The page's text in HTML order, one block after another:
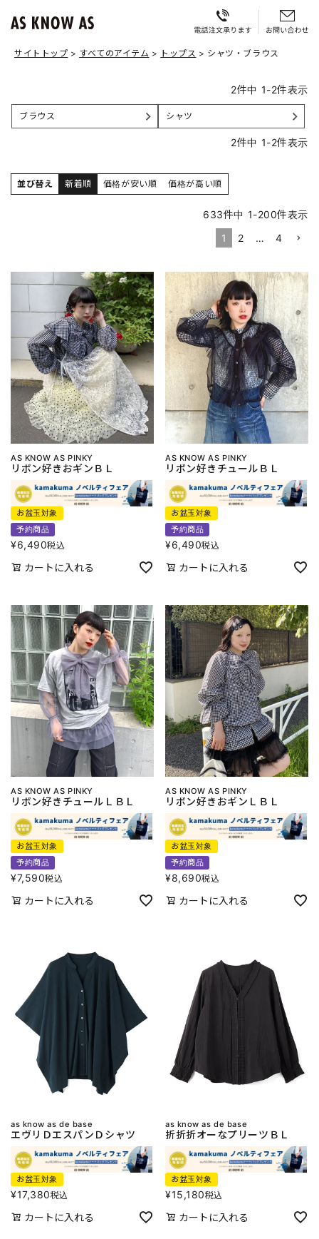
サイトトップ すべてのアイテム トップス シャツ・ブラウス
2件中 1-2件表示
ブラウス シャツ
2件中 1-2件表示
並び替え 新着順 価格が安い順 価格が高い順
633件中 1-200件表示
1
2 … 4
AS KNOW AS PINKY
リボン好きおギンＢＬ
お盆玉対象
予約商品
¥6,490税込
カートに入れる
AS KNOW AS PINKY
リボン好きチュールＢＬ
お盆玉対象
予約商品
¥6,490税込
カートに入れる
AS KNOW AS PINKY
リボン好きチュールＬＢＬ
お盆玉対象
予約商品
¥7,590税込
カートに入れる
AS KNOW AS PINKY
リボン好きおギンＬＢＬ
お盆玉対象
予約商品
¥8,690税込
カートに入れる
as know as de base
エヴリＤエスパンＤシャツ
お盆玉対象
¥17,380税込
カートに入れる
as know as de base
折折折オーなプリーツＢＬ
お盆玉対象
¥15,180税込
カートに入れる